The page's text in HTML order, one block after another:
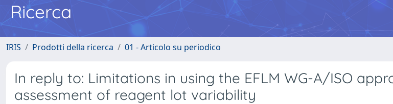
Ricerca
IRIS Prodotti della ricerca 01 - Articolo su periodico
In reply to: Limitations in using the EFLM WG-A/ISO
assessment of reagent lot variability